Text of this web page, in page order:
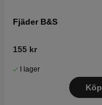
Fjäder B&S
155 kr
I lager
Köp